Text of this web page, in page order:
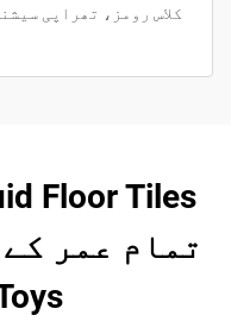
کلاس رومز، تھراپی
تمام عمر